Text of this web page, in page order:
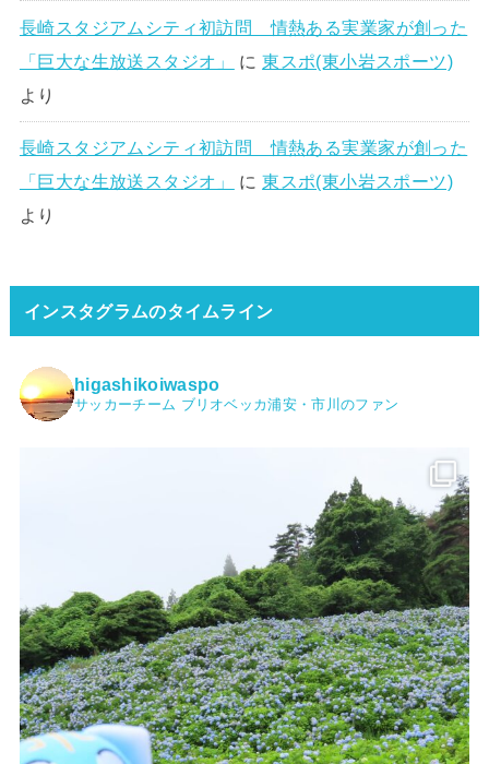
長崎スタジアムシティ初訪問 情熱ある実業家が創った
「巨大な生放送スタジオ」
に東スポ(東小岩スポーツ)
より
長崎スタジアムシティ初訪問 情熱ある実業家が創った
「巨大な生放送スタジオ」
に東スポ(東小岩スポーツ)
より
インスタグラムのタイムライン
higashikoiwaspo
サッカーチーム ブリオベッカ浦安・市川のファン